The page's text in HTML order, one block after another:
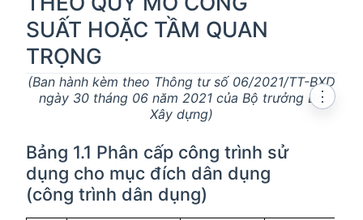
SUẤT HOẶC TẦM QUAN
TRỌNG
(Ban hành kèm theo Thông tư số 06/2021/TT-BXD
ngày 30 tháng 06 năm 2021 của Bộ trưởng Bộ
Xây dựng)
Bảng 1.1 Phân cấp công trình sử
dụng cho mục đích dân dụng
(công trình dân dụng)
⋮